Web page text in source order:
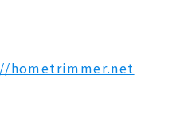
hometrimmer.net